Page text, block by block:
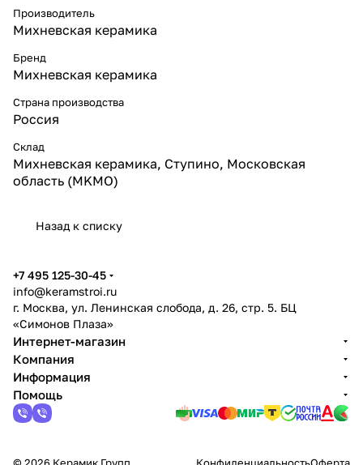
Производитель
Михневская керамика
Бренд
Михневская керамика
Страна производства
Россия
Склад
Михневская керамика, Ступино, Московская
область (MKMO)
Назад к списку
+7 495 125-30-45
info@keramstroi.ru
г. Москва, ул. Ленинская слобода, д. 26, стр. 5. БЦ
«Симонов Плаза»
Интернет-магазин
Компания
Информация
Помощь